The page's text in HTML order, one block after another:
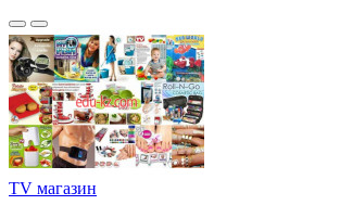
TV магазин